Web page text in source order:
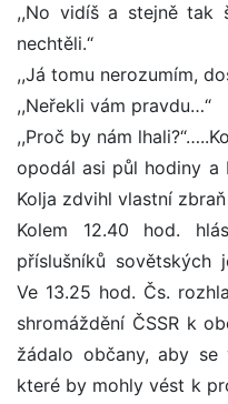
,,No vidíš a stejně tak
nechtěli.“
,,Já tomu nerozumím,
,,Neřekli vám pravdu…“
,,Proč by nám
opodál asi půl hodiny a
Kolja zdvihl vlastní
Kolem 12.40 hod.
příslušníků sovětských
Ve 13.25 hod. Čs.
shromáždění ČSSR k
žádalo občany, aby se
které by mohly vést k